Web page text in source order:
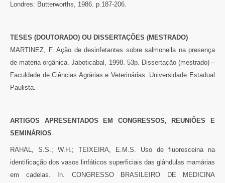
Londres: Butterworths, 1986. p.187-206.
TESES (DOUTORADO) OU DISSERTAÇÕES (MESTRADO)
MARTINEZ, F. Ação de desinfetantes sobre salmonella na presença
de matéria orgânica. Jaboticabal, 1998. 53p. Dissertação (mestrado) –
Faculdade de Ciências Agrárias e Veterinárias. Universidade Estadual
Paulista.
ARTIGOS APRESENTADOS EM CONGRESSOS, REUNIÕES E
SEMINÁRIOS
RAHAL, S.S.; W.H.; TEIXEIRA, E.M.S. Uso de fluoresceina na
identificação dos vasos linfáticos superficiais das glândulas mamárias
em cadelas. In. CONGRESSO BRASILEIRO DE MEDICINA